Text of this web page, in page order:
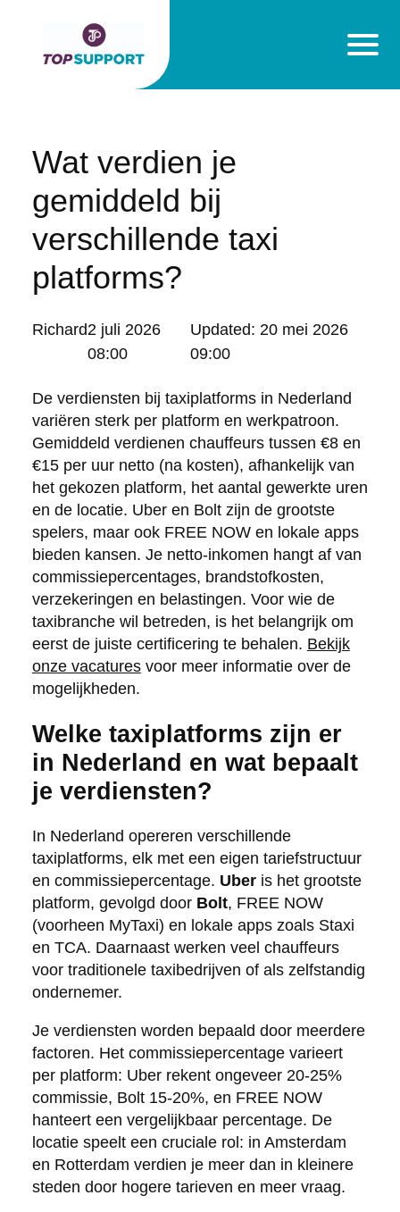
Wat verdien je
gemiddeld bij
verschillende taxi
platforms?
Posted
Richard2 juli 2026
08:00
Updated: 20 mei 2026
09:00
De verdiensten bij taxiplatforms in Nederland
variëren sterk per platform en werkpatroon.
Gemiddeld verdienen chauffeurs tussen €8 en
€15 per uur netto (na kosten), afhankelijk van
het gekozen platform, het aantal gewerkte uren
en de locatie. Uber en Bolt zijn de grootste
spelers, maar ook FREE NOW en lokale apps
bieden kansen. Je netto-inkomen hangt af van
commissiepercentages, brandstofkosten,
verzekeringen en belastingen. Voor wie de
taxibranche wil betreden, is het belangrijk om
eerst de juiste certificering te behalen. Bekijk
onze vacaturesvoor meer informatie over de
mogelijkheden.
Welke taxiplatforms zijn er
in Nederland en wat bepaalt
je verdiensten?
In Nederland opereren verschillende
taxiplatforms, elk met een eigen tariefstructuur
en commissiepercentage. Uberis het grootste
platform, gevolgd door Bolt, FREE NOW
(voorheen MyTaxi) en lokale apps zoals Staxi
en TCA. Daarnaast werken veel chauffeurs
voor traditionele taxibedrijven of als zelfstandig
ondernemer.
Je verdiensten worden bepaald door meerdere
factoren. Het commissiepercentage varieert
per platform: Uber rekent ongeveer 20-25%
commissie, Bolt 15-20%, en FREE NOW
hanteert een vergelijkbaar percentage. De
locatie speelt een cruciale rol: in Amsterdam
en Rotterdam verdien je meer dan in kleinere
steden door hogere tarieven en meer vraag.